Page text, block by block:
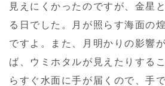
見えにくかったのですが、金星
る日でした。月が照らす海面の
ですよ。また、月明かりの影響
ば、ウミホタルが見えたりする
らすぐ水面に手が届くので、手